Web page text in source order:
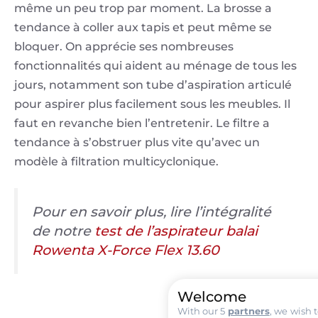
même un peu trop par moment. La brosse a
tendance à coller aux tapis et peut même se
bloquer. On apprécie ses nombreuses
fonctionnalités qui aident au ménage de tous les
jours, notamment son tube d’aspiration articulé
pour aspirer plus facilement sous les meubles. Il
faut en revanche bien l’entretenir. Le filtre a
tendance à s’obstruer plus vite qu’avec un
modèle à filtration multicyclonique.
Pour en savoir plus, lire l’intégralité
de notre test de l’aspirateur balai
Rowenta X-Force Flex 13.60
Welcome
With our 5 partners, we wish